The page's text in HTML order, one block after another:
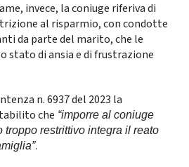
invece, la coniuge riferiva di
al risparmio, con condotte
da parte del marito, che le
stato di ansia e di frustrazione
n. 6937 del 2023 la
che “imporre al coniuge
troppo restrittivo integra il reato
.